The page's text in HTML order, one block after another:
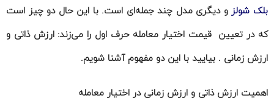
بلک شولز و دیگری مدل چند جمله‌ای است. با این حال دو چیز است
که در تعیین قیمت اختیار معامله حرف اول را می‌زند:ارزش ذاتی و
ارزش زمانی . بیایید با این دو مفهوم آشنا شویم.
اهمیت ارزش ذاتی و ارزش زمانی در اختیار معامله